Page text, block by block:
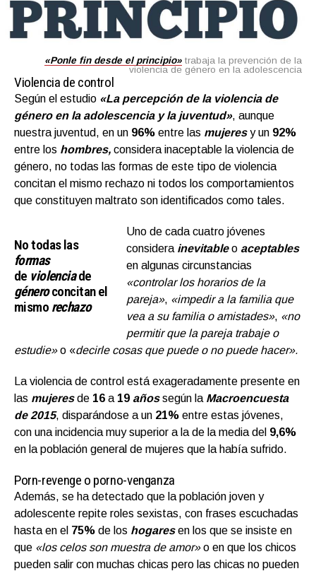
«Ponle fin desde el principio» trabaja la prevención de la
violencia de género en la adolescencia
Violencia de control
Según el estudio «La percepción de la violencia de
género en la adolescencia y la juventud», aunque
nuestra juventud, en un 96% entre las mujeresy un 92%
entre los hombres, considera inaceptable la violencia de
género, no todas las formas de este tipo de violencia
concitan el mismo rechazo ni todos los comportamientos
que constituyen maltrato son identificados como tales.
No todas las
formas
de violenciade
géneroconcitan el
mismo rechazo
Uno de cada cuatro jóvenes
considera inevitableo aceptables
en algunas circunstancias
«controlar los horarios de la
pareja», «impedir a la familia que
vea a su familia o amistades», «no
permitir que la pareja trabaje o
estudie»o «decirle cosas que puede o no puede hacer».
La violencia de control está exageradamente presente en
las mujeresde 16 a 19 añossegún la Macroencuesta
de 2015, disparándose a un 21% entre estas jóvenes,
con una incidencia muy superior a la de la media del 9,6%
en la población general de mujeres que la había sufrido.
Porn-revenge o porno-venganza
Además, se ha detectado que la población joven y
adolescente repite roles sexistas, con frases escuchadas
hasta en el 75% de los hogaresen los que se insiste en
que «los celos son muestra de amor»o en que los chicos
pueden salir con muchas chicas pero las chicas no pueden